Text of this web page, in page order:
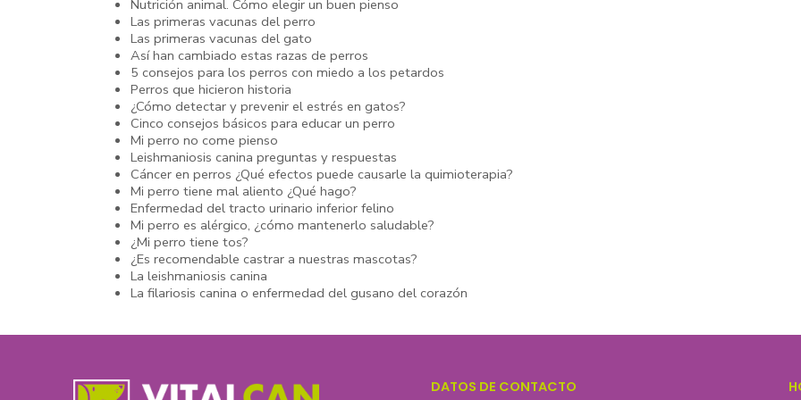
Nutrición animal. Cómo elegir un buen pienso
Las primeras vacunas del perro
Las primeras vacunas del gato
Así han cambiado estas razas de perros
5 consejos para los perros con miedo a los petardos
Perros que hicieron historia
¿Cómo detectar y prevenir el estrés en gatos?
Cinco consejos básicos para educar un perro
Mi perro no come pienso
Leishmaniosis canina preguntas y respuestas
Cáncer en perros ¿Qué efectos puede causarle la quimioterapia?
Mi perro tiene mal aliento ¿Qué hago?
Enfermedad del tracto urinario inferior felino
Mi perro es alérgico, ¿cómo mantenerlo saludable?
¿Mi perro tiene tos?
¿Es recomendable castrar a nuestras mascotas?
La leishmaniosis canina
La filariosis canina o enfermedad del gusano del corazón
DATOS DE CONTACTO